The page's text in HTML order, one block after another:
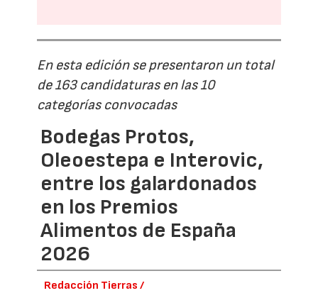
En esta edición se presentaron un total
de 163 candidaturas en las 10
categorías convocadas
Bodegas Protos,
Oleoestepa e Interovic,
entre los galardonados
en los Premios
Alimentos de España
2026
Redacción Tierras /